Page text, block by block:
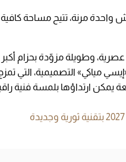
مرنة، تتيح مساحة كافية
وطويلة مزوّدة بحزام
مياكي» التصميمية، التي
يمكن ارتداؤها بلمسة فنية